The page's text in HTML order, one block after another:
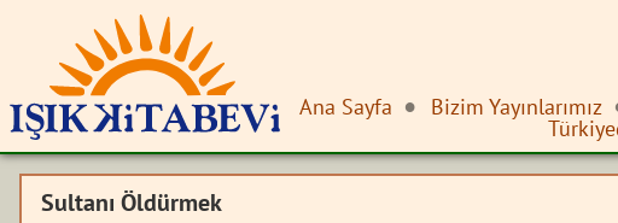
Ana Sayfa Bizim Yayınlarımız
Sultanı Öldürmek